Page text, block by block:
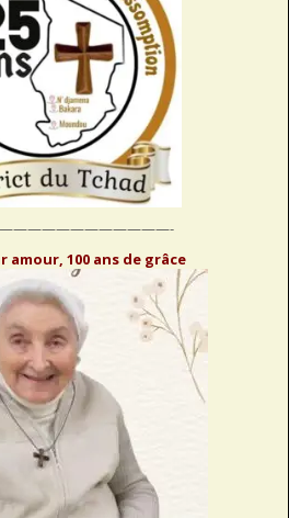
100 ans de grâce